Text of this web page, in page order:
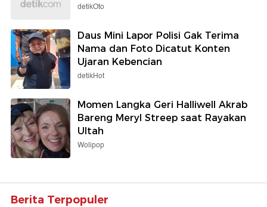
detikOto
Daus Mini Lapor Polisi Gak Terima
Nama dan Foto Dicatut Konten
Ujaran Kebencian
detikHot
Momen Langka Geri Halliwell Akrab
Bareng Meryl Streep saat Rayakan
Ultah
Wolipop
Berita Terpopuler